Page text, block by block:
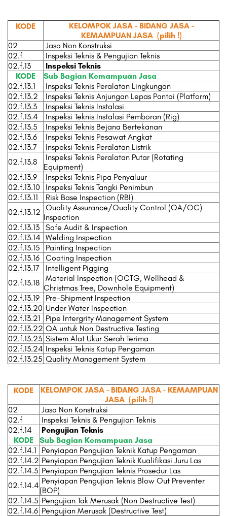
KODE
KELOMPOK JASA - BIDANG JASA -
KEMAMPUAN JASA (pilih !)
02
Jasa Non Konstruksi
02.f
Inspeksi Teknis & Pengujian Teknis
02.f.13
Inspeksi Teknis
KODE
Sub Bagian Kemampuan Jasa
02.f.13.1
Inspeksi Teknis Peralatan Lingkungan
02.f.13.2
Inspeksi Teknis Anjungan Lepas Pantai (Platform)
02.f.13.3
Inspeksi Teknis Instalasi
02.f.13.4
Inspeksi Teknis Instalasi Pemboran (Rig)
02.f.13.5
Inspeksi Teknis Bejana Bertekanan
02.f.13.6
Inspeksi Teknis Pesawat Angkat
02.f.13.7
Inspeksi Teknis Peralatan Listrik
02.f.13.8
Inspeksi Teknis Peralatan Putar (Rotating
Equipment)
02.f.13.9
Inspeksi Teknis Pipa Penyaluur
02.f.13.10
Inspeksi Teknis Tangki Penimbun
02.f.13.11
Risk Base Inspection (RBI)
02.f.13.12 Quality Assurance/Quality Control (QA/QC)
Inspection
02.f.13.13
Safe Audit & Inspection
02.f.13.14 Welding Inspection
02.f.13.15
Painting Inspection
02.f.13.16
Coating Inspection
02.f.13.17
Intelligent Pigging
02.f.13.18
Material Inspection (OCTG, Wellhead &
Christmas Tree, Downhole Equipment)
02.f.13.19
Pre-Shipment Inspection
02.f.13.20 Under Water Inspection
02.f.13.21
Pipe Intergrity Management System
02.f.13.22 QA untuk Non Destructive Testing
02.f.13.23 Sistem Alat Ukur Serah Terima
02.f.13.24 Inspeksi Teknis Katup Pengaman
02.f.13.25 Quality Management System
KODE
KELOMPOK JASA - BIDANG JASA - KEMAMPUAN
JASA (pilih !)
02
Jasa Non Konstruksi
02.f
Inspeksi Teknis & Pengujian Teknis
02.f.14
Pengujian Teknis
KODE
Sub Bagian Kemampuan Jasa
02.f.14.1
Penyiapan Pengujian Teknik Katup Pengaman
02.f.14.2 Penyiapan Pengujian Teknik Kualifikasi Juru Las
02.f.14.3 Penyiapan Pengujian Teknis Prosedur Las
02.f.14.4 Penyiapan Pengujian Teknis Blow Out Preventer
(BOP)
02.f.14.5 Pengujian Tak Merusak (Non Destructive Test)
02.f.14.6 Pengujian Merusak (Destructive Test)